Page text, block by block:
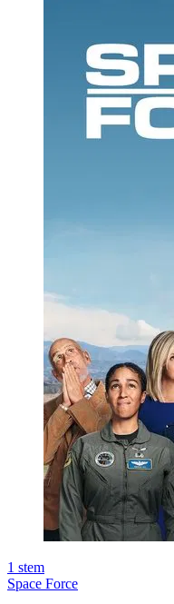
1 stem
Space Force